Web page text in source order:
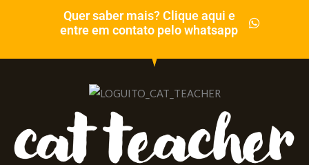
Quer saber mais? Clique aqui e
entre em contato pelo whatsapp